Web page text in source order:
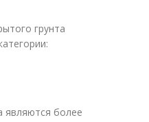
грунта
являются более